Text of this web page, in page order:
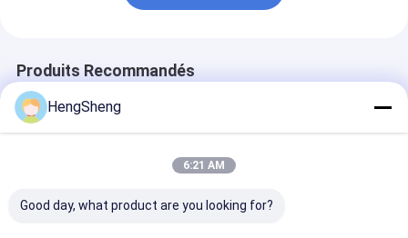
Produits Recommandés
HengSheng
6:21 AM
Good day, what product are you looking for?